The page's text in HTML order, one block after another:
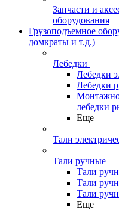
Запчасти и
оборудования
Грузоподъемное
домкраты и т.д.)
Лебедки
Лебедки
Лебедки
лебедки
Еще
Тали
Тали ручные
Тали
Тали
Тали
Еще